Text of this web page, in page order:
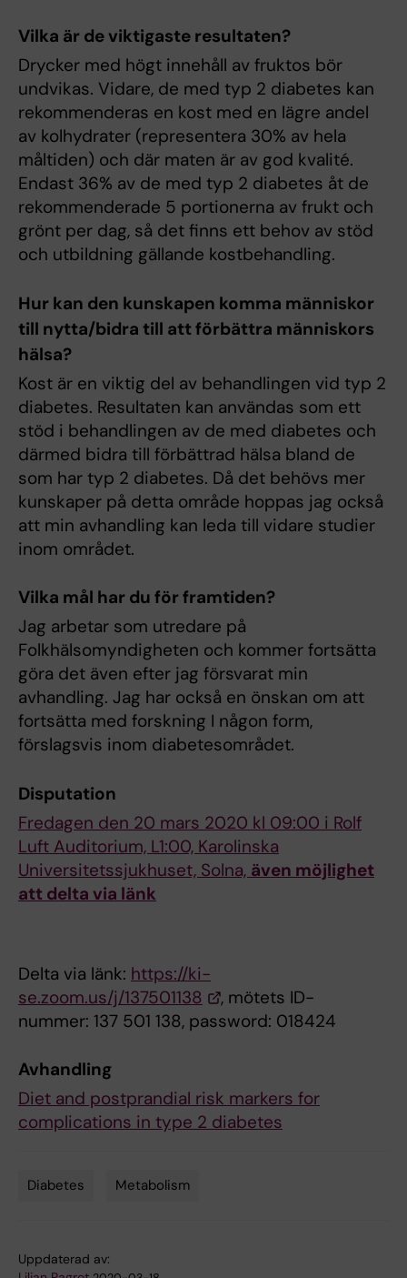
Vilka är de viktigaste resultaten?
Drycker med högt innehåll av fruktos bör
undvikas. Vidare, de med typ 2 diabetes kan
rekommenderas en kost med en lägre andel
av kolhydrater (representera 30% av hela
måltiden) och där maten är av god kvalité.
Endast 36% av de med typ 2 diabetes åt de
rekommenderade 5 portionerna av frukt och
grönt per dag, så det finns ett behov av stöd
och utbildning gällande kostbehandling.
Hur kan den kunskapen komma människor
till nytta/bidra till att förbättra människors
hälsa?
Kost är en viktig del av behandlingen vid typ 2
diabetes. Resultaten kan användas som ett
stöd i behandlingen av de med diabetes och
därmed bidra till förbättrad hälsa bland de
som har typ 2 diabetes. Då det behövs mer
kunskaper på detta område hoppas jag också
att min avhandling kan leda till vidare studier
inom området.
Vilka mål har du för framtiden?
Jag arbetar som utredare på
Folkhälsomyndigheten och kommer fortsätta
göra det även efter jag försvarat min
avhandling. Jag har också en önskan om att
fortsätta med forskning I någon form,
förslagsvis inom diabetesområdet.
Disputation
Fredagen den 20 mars 2020 kl 09:00 i Rolf
Luft Auditorium, L1:00, Karolinska
Universitetssjukhuset, Solna, även möjlighet
att delta via länk
Delta via länk: https://ki-
se.zoom.us/j/137501138
, mötets ID-
nummer: 137 501 138, password: 018424
Avhandling
Diet and postprandial risk markers for
complications in type 2 diabetes
Diabetes Metabolism
Uppdaterad av: